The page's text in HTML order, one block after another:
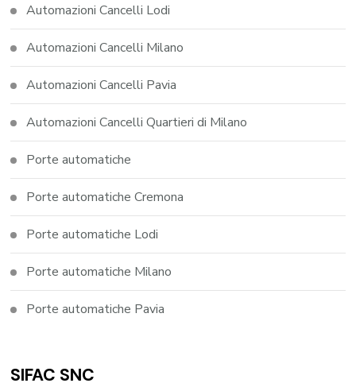
Automazioni Cancelli Lodi
Automazioni Cancelli Milano
Automazioni Cancelli Pavia
Automazioni Cancelli Quartieri di Milano
Porte automatiche
Porte automatiche Cremona
Porte automatiche Lodi
Porte automatiche Milano
Porte automatiche Pavia
SIFAC SNC